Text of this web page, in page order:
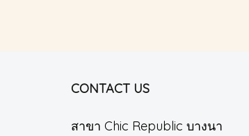
CONTACT US
สาขา Chic Republic บางนา